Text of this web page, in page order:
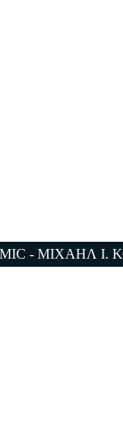
- ΜΙΧΑΗΛ Ι.